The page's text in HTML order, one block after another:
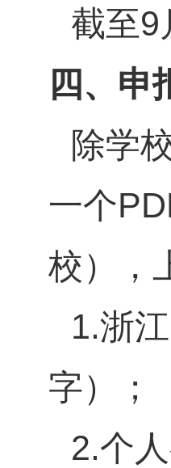
截至9
四、申
除学
一个
校），
1.浙
字）；
2.个